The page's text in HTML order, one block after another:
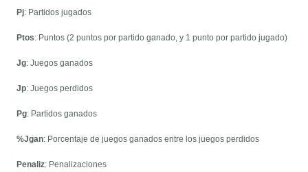
Pj: Partidos jugados
Ptos: Puntos (2 puntos por partido ganado, y 1 punto por partido jugado)
Jg: Juegos ganados
Jp: Juegos perdidos
Pg: Partidos ganados
%Jgan: Porcentaje de juegos ganados entre los juegos perdidos
Penaliz: Penalizaciones